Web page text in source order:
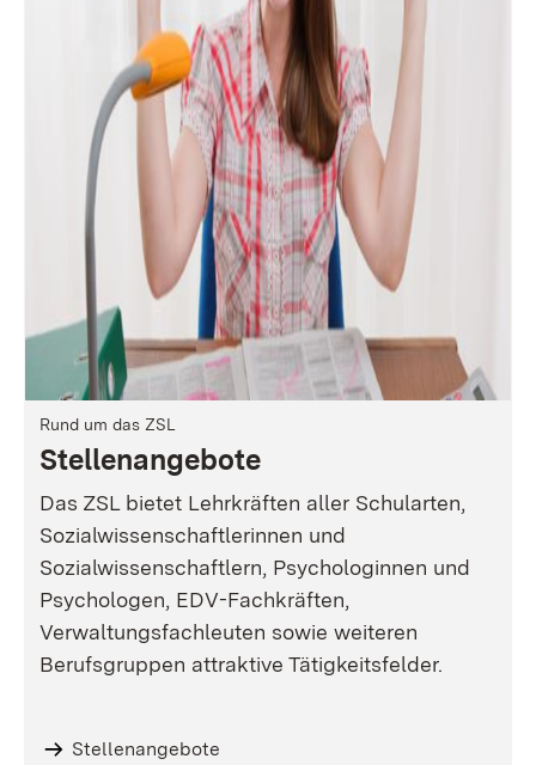
Rund um das ZSL
Stellenangebote
Das ZSL bietet Lehrkräften aller Schularten,
Sozialwissenschaftlerinnen und
Sozialwissenschaftlern, Psychologinnen und
Psychologen, EDV-Fachkräften,
Verwaltungsfachleuten sowie weiteren
Berufsgruppen attraktive Tätigkeitsfelder.
Stellenangebote